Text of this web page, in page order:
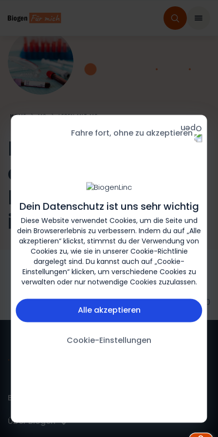
Dein Datenschutz ist uns sehr wichtig
Diese Website verwendet Cookies, um die Seite und
dein Browsererlebnis zu verbessern. Indem du auf „Alle
akzeptieren“ klickst, stimmst du der Verwendung von
Cookies zu, wie sie in unserer Cookie-Richtlinie
dargelegt sind. Du kannst auch auf „Cookie-
Einstellungen“ klicken, um verschiedene Cookies zu
verwalten oder nur notwendige Cookies zuzulassen.
Alle akzeptieren
Cookie-Einstellungen
Fahre fort, ohne zu akzeptieren
HOME MS LEBEN MIT MS
Blutwerte: Warum
die regelmäßige
Kontrolle so wichtig
ist
Biogen-93350
Biogen für mich
Biogen Für mich-Startseite
Über Biogen